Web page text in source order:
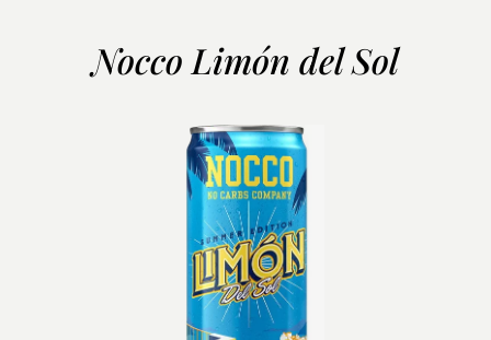
Nocco Limón del Sol